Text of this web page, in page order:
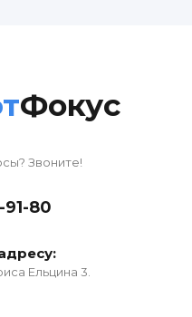
Фокус
Звоните!
80
Ельцина 3.